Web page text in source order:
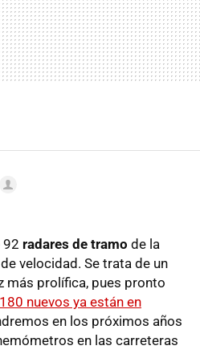
92 radares de tramo de la
velocidad. Se trata de un
más prolífica, pues pronto
180 nuevos ya están en
en los próximos años
en las carreteras